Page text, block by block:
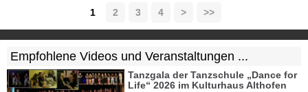
1 2 3 4 > >>
Empfohlene Videos und Veranstaltungen ...
Tanzgala der Tanzschule „Dance for
Life“ 2026 im Kulturhaus Althofen